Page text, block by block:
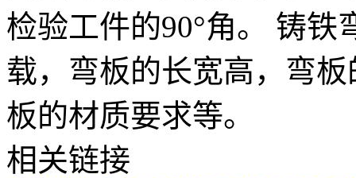
检验工件的90°角。 铸
载，弯板的长宽高，弯
板的材质要求等。
相关链接